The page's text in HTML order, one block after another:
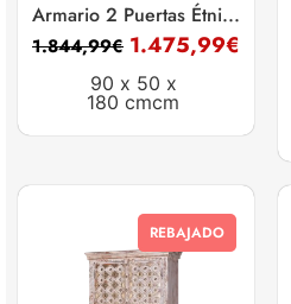
Armario 2 Puertas Étni...
1.844,99€ 1.475,99€
90 x 50 x
180 cmcm
REBAJADO